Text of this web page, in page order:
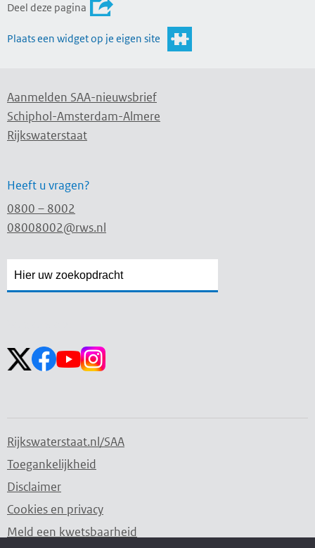
Deel deze pagina
Plaats een widget op je eigen site
Aanmelden SAA-nieuwsbrief
Schiphol-Amsterdam-Almere
Rijkswaterstaat
Heeft u vragen?
0800 – 8002
08008002@rws.nl
Rijkswaterstaat.nl/SAA
Toegankelijkheid
Disclaimer
Cookies en privacy
Meld een kwetsbaarheid